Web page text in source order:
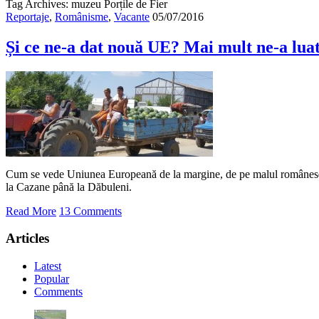
Tag Archives: muzeu Porțile de Fier
Reportaje, Românisme, Vacante 05/07/2016
Și ce ne-a dat nouă UE? Mai mult ne-a
Cum se vede Uniunea Europeană de la margine, de pe malul
la Cazane până la Dăbuleni.
Read More 13 Comments
Articles
Latest
Popular
Comments